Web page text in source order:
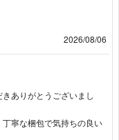
2026/08/06
ありがとうございまし
寧な梱包で気持ちの良い